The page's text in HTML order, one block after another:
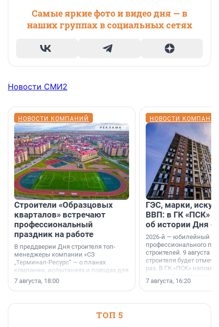
Самые яркие фото и видео дня — в
наших группах в социальных сетях
Новости СМИ2
НОВОСТИ КОМПАНИЙ
Строители «Образцовых
кварталов» встречают
профессиональный
праздник на работе
В преддверии Дня строителя топ-
менеджеры компании «СЗ
„Терминал-Ресурс“ — о планах
компании, испытаниях и поводах для
осторожного оптимизма.
7 августа, 18:00
НОВОСТИ
ГЭС, марки,
ВВП: в ГК «ПСК»
об истории Дня
2026-й — юбилейный
профессионального
строителей. 9 августа
строителя будет
раз. В ГК «ПСК»
поменялась роль
7 августа, 16:20
ТОП 5